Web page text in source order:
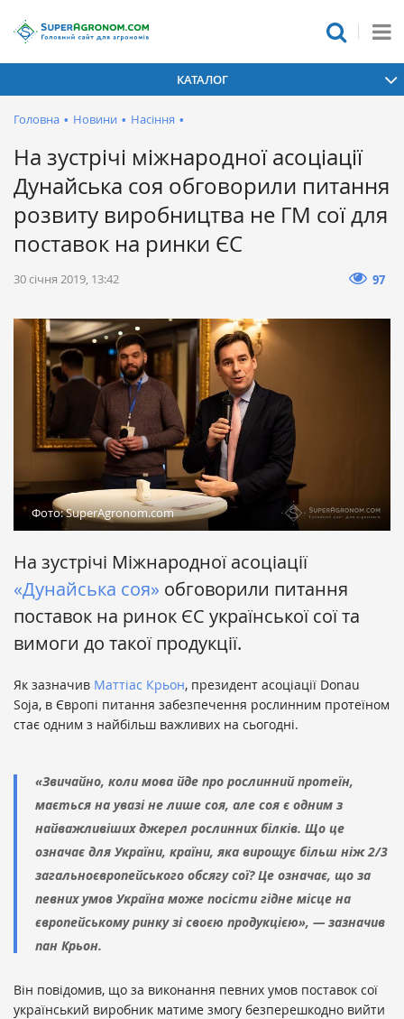
КАТАЛОГ
Головна • Новини • Насіння •
На зустрічі міжнародної асоціації
Дунайська соя обговорили питання
розвиту виробництва не ГМ сої для
поставок на ринки ЄС
30 січня 2019, 13:42 97
Фото: SuperAgronom.com
На зустрічі Міжнародної асоціації
«Дунайська соя» обговорили питання
поставок на ринок ЄС української сої та
вимоги до такої продукції.
Як зазначив Маттіас Крьон, президент асоціації Donau
Soja, в Європі питання забезпечення рослинним протеїном
стає одним з найбільш важливих на сьогодні.
«Звичайно, коли мова йде про рослинний протеїн,
мається на увазі не лише соя, але соя є одним з
найважливіших джерел рослинних білків. Що це
означає для України, країни, яка вирощує більш ніж 2/3
загальноєвропейського обсягу сої? Це означає, що за
певних умов Україна може посісти гідне місце на
європейському ринку зі своєю продукцією», — зазначив
пан Крьон.
Він повідомив, що за виконання певних умов поставок сої
український виробник матиме змогу безперешкодно вийти